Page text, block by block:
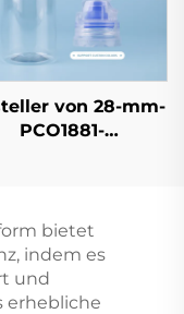
von 28-mm-
PCO1881-
bietet
indem es
und
erhebliche